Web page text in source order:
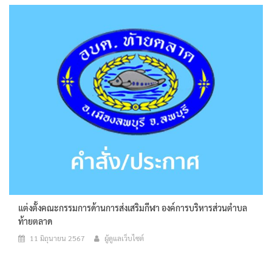
แต่งตั้งคณะกรรมการด้านการส่งเสริมกีฬา องค์การบริหารส่วนตำบล
ท้ายตลาด
11 มิถุนายน 2567 ผู้ดูแลเว็บไซต์